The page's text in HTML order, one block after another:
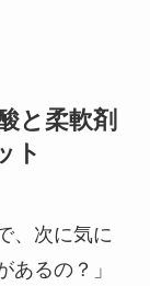
と柔軟剤
ト
、次に気に
あるの？」